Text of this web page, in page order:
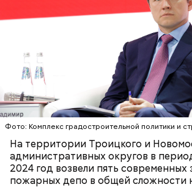
Фото: Комплекс градостроительной политики и
На территории Троицкого и
административных округов в
2024 год возвели пять современных
пожарных депо в общей сложности
Маршрут зеленого кольца проходит
Парк Покровское-Стрешнево;
Тимирязевский парк.
В Большом Гнездниковском
впервые увидел Маргариту с
руках. Именно здесь в доме № 10,
московское отделение газеты
наследия писателя. Они
10, когда были в гостях у общих
влюбились друг в друга, несмотря
тот момент состояли в браке.
Историческая часть парка —
является памятником садово-
Здесь можно погулять в тени
деревьев, покормить уток в пруду
романтическое свидание.